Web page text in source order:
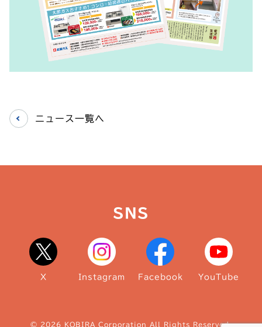
ニュース一覧へ
SNS
X Instagram Facebook YouTube
© 2026 KOBIRA Corporation All Rights Reserved.